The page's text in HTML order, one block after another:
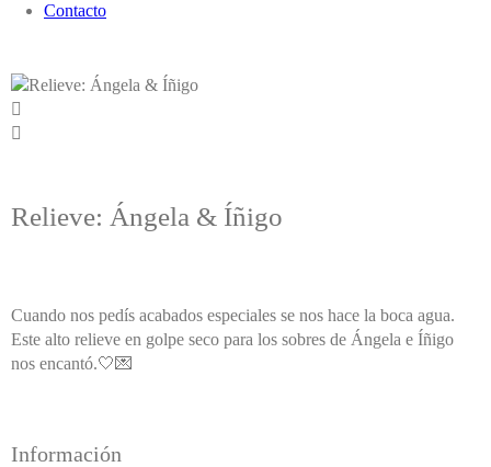
Contacto
Relieve: Ángela & Íñigo
Cuando nos pedís acabados especiales se nos hace la boca agua.
Este alto relieve en golpe seco para los sobres de Ángela e Íñigo
nos encantó.🤍💌
Información